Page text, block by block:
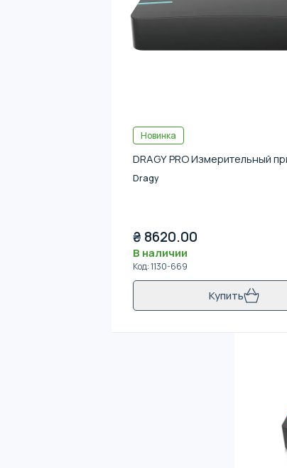
Новинка
DRAGY PRO Измерительный
Dragy
₴ 8620.00
В наличии
Код:1130-669
Купить